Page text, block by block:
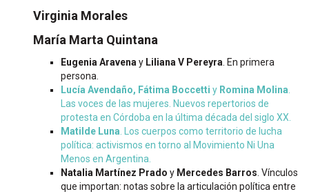
Virginia Morales
María Marta Quintana
Eugenia Aravenay Liliana V Pereyra. En primera
persona.
Lucía Avendaño, Fátima Boccetti y Romina Molina.
Las voces de las mujeres. Nuevos repertorios de
protesta en Córdoba en la última década del siglo XX.
Matilde Luna. Los cuerpos como territorio de lucha
política: activismos en torno al Movimiento Ni Una
Menos en Argentina.
Natalia Martínez Prado y Mercedes Barros. Vínculos
que importan: notas sobre la articulación política entre